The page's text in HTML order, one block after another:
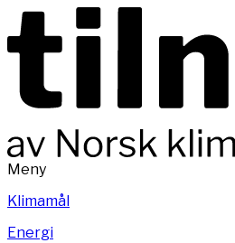
Meny
Klimamål
Energi